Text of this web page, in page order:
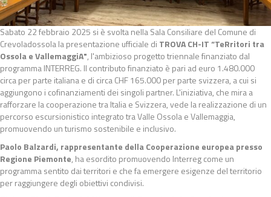
Sabato 22 febbraio 2025 si è svolta nella Sala Consiliare del Comune di
Crevoladossola la presentazione ufficiale di TROVA CH-IT “TeRritori tra
Ossola e VallemaggiA", l'ambizioso progetto triennale finanziato dal
programma INTERREG. Il contributo finanziato è pari ad euro 1.480.000
circa per parte italiana e di circa CHF 165.000 per parte svizzera, a cui si
aggiungono i cofinanziamenti dei singoli partner. L'iniziativa, che mira a
rafforzare la cooperazione tra Italia e Svizzera, vede la realizzazione di un
percorso escursionistico integrato tra Valle Ossola e Vallemaggia,
promuovendo un turismo sostenibile e inclusivo.
Paolo Balzardi, rappresentante della Cooperazione europea presso
Regione Piemonte, ha esordito promuovendo Interreg come un
programma sentito dai territori e che fa emergere esigenze del territorio
per raggiungere degli obiettivi condivisi.